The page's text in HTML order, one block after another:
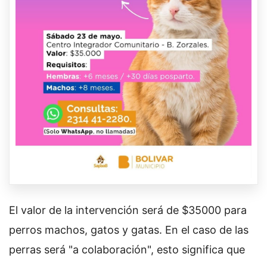
El valor de la intervención será de $35000 para
perros machos, gatos y gatas. En el caso de las
perras será "a colaboración", esto significa que